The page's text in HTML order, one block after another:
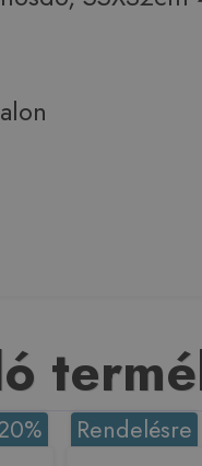
Rendelésre